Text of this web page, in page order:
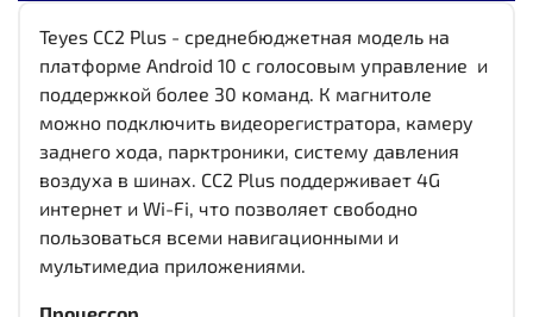
Teyes CC2 Plus - среднебюджетная модель на
платформе Android 10 с голосовым управление и
поддержкой более 30 команд. К магнитоле
можно подключить видеорегистратора, камеру
заднего хода, парктроники, систему давления
воздуха в шинах. CC2 Plus поддерживает 4G
интернет и Wi-Fi, что позволяет свободно
пользоваться всеми навигационными и
мультимедиа приложениями.
Процессор